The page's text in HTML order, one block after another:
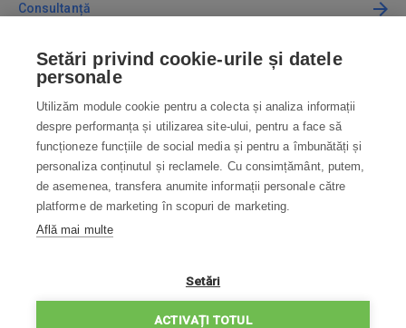
Consultanță
Cum cumpăr
Contact
Contactați-ne
info@robotworld.ro
031 22 97 010
POLITICA DE CONFIDENȚIALITATE
Setări privind cookie-urile și datele
personale
Utilizăm module cookie pentru a colecta și analiza informații
despre performanța și utilizarea site-ului, pentru a face să
funcționeze funcțiile de social media și pentru a îmbunătăți și
personaliza conținutul și reclamele. Cu consimțământ, putem,
de asemenea, transfera anumite informații personale către
platforme de marketing în scopuri de marketing.
Află mai multe
Setări
ACTIVAȚI TOTUL